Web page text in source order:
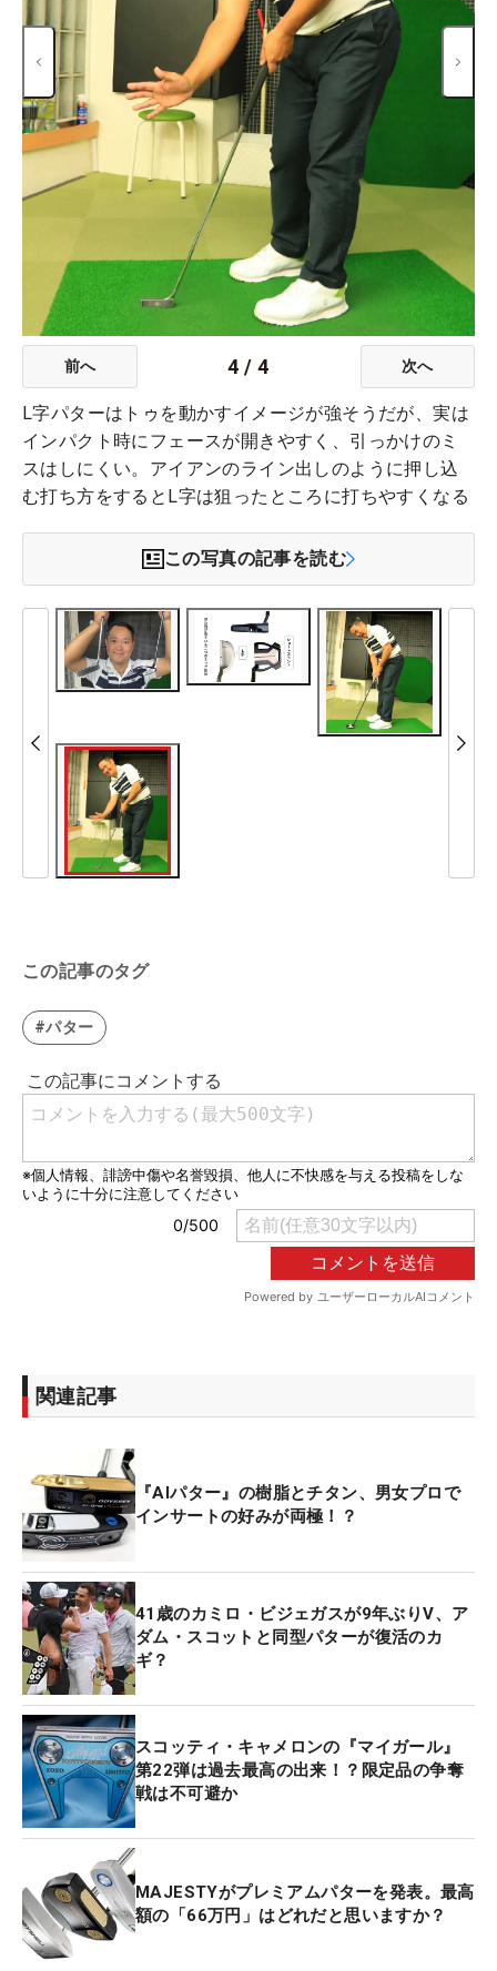
前へ 4 /4 次へ
L字パターはトゥを動かすイメージが強そうだが、実は
インパクト時にフェースが開きやすく、引っかけのミ
スはしにくい。アイアンのライン出しのように押し込
む打ち方をするとL字は狙ったところに打ちやすくなる
この写真の記事を読む
この記事のタグ
#パター
関連記事
『AIパター』の樹脂とチタン、男女プロで
インサートの好みが両極！？
41歳のカミロ・ビジェガスが9年ぶりV、ア
ダム・スコットと同型パターが復活のカ
ギ？
スコッティ・キャメロンの『マイガール』
第22弾は過去最高の出来！？限定品の争奪
戦は不可避か
MAJESTYがプレミアムパターを発表。最高
額の「66万円」はどれだと思いますか？